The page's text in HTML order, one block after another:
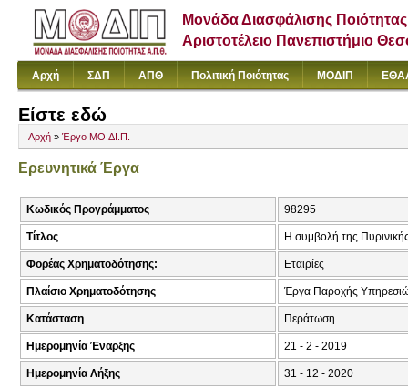
Μονάδα Διασφάλισης Ποιότητας
Αριστοτέλειο Πανεπιστήμιο
Αρχή ΣΔΠ ΑΠΘ Πολιτική Ποιότητας ΜΟΔΙΠ
Είστε εδώ
Αρχή » Έργο ΜΟ.ΔΙ.Π.
Ερευνητικά Έργα
Κωδικός Προγράμματος 98295
Τίτλος Η συμβολή της
Φορέας Χρηματοδότησης: Εταιρίες
Πλαίσιο Χρηματοδότησης Έργα Παροχής
Κατάσταση Περάτωση
Ημερομηνία Έναρξης 21 - 2 - 2019
Ημερομηνία Λήξης 31 - 12 - 2020